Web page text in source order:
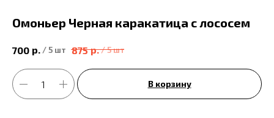
Омоньер Черная каракатица с лососем
700 р. /5 шт 875 р./5 шт
В корзину